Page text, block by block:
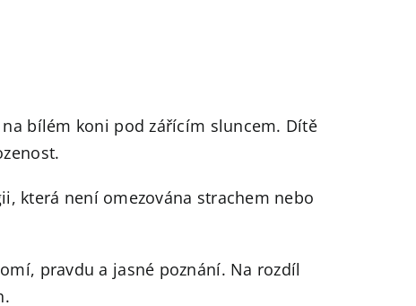
bílém koni pod zářícím sluncem. Dítě
která není omezována strachem nebo
pravdu a jasné poznání. Na rozdíl